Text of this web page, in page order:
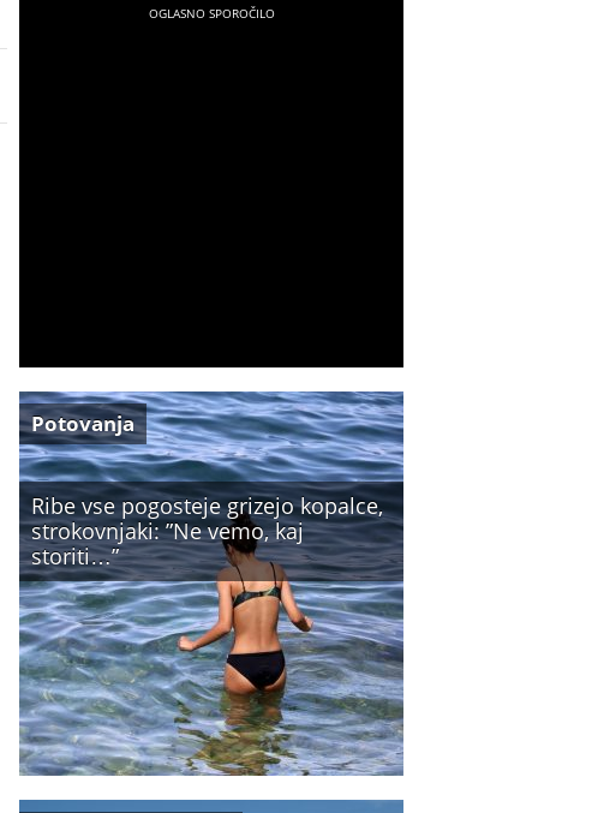
Ribe vse pogosteje grizejo kopalce,
strokovnjaki: ”Ne vemo, kaj
storiti…”
Potovanja